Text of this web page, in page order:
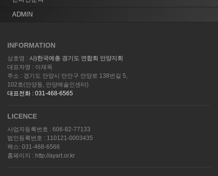
ADMIN
INFORMATION
상호명 : 사)한국예총 경기도 연합회 안양지회
대표자명 : 이재옥
주소 : 경기도 안양시 만안구 안양로 138번길 5,
102호(안양동, 안양예술인센터)
대표전화 : 031-468-6565
LICENCE
사업자등록번호 : 606-82-77133
법인등록번호 : 110121-0003435
팩스: 031-468-6566
홈페이지 : http://ayart.or.kr